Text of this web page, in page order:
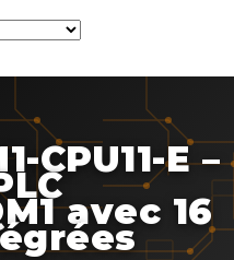
CPU11-E –
avec 16